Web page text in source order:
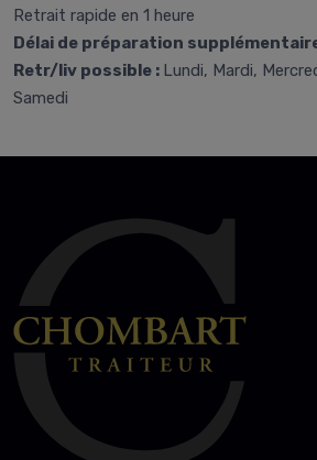
Retrait rapide en 1 heure
Délai de préparation
Retr/liv possible : Lundi, Mardi,
Samedi